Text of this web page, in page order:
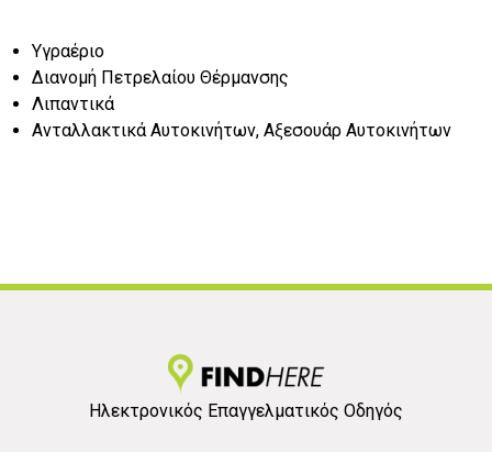
Υγραέριο
Διανομή Πετρελαίου Θέρμανσης
Λιπαντικά
Ανταλλακτικά Αυτοκινήτων, Αξεσουάρ Αυτοκινήτων
Ηλεκτρονικός Επαγγελματικός Οδηγός